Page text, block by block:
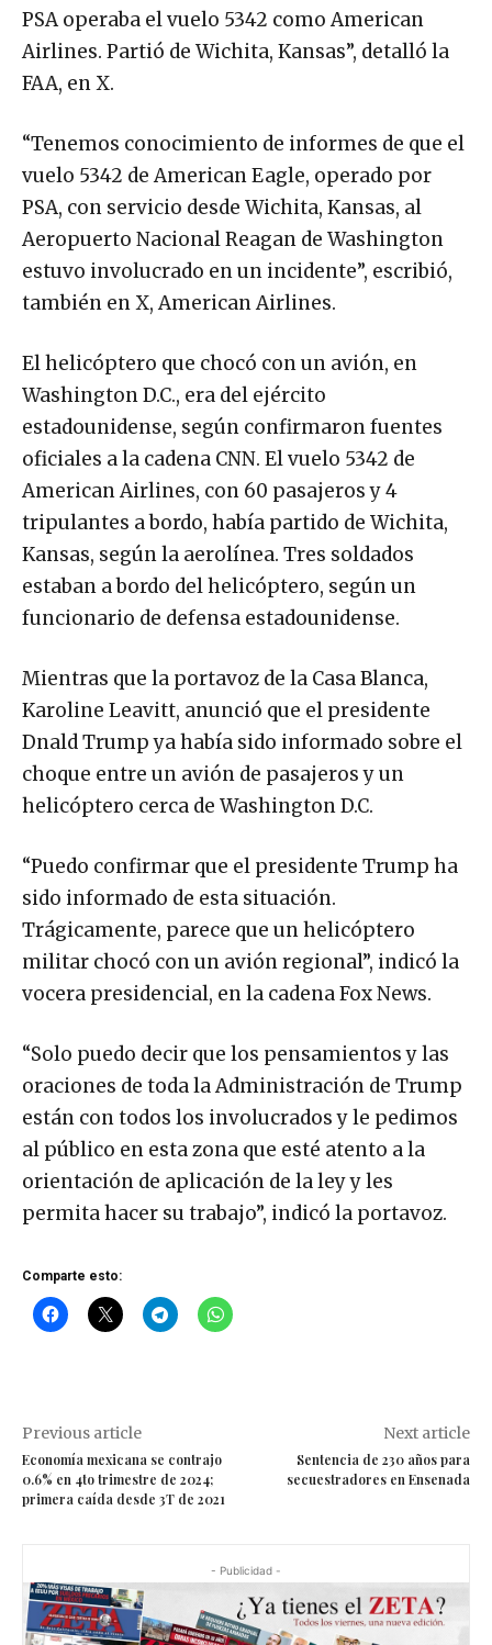
PSA operaba el vuelo 5342 como American
Airlines. Partió de Wichita, Kansas”, detalló la
FAA, en X.
“Tenemos conocimiento de informes de que el
vuelo 5342 de American Eagle, operado por
PSA, con servicio desde Wichita, Kansas, al
Aeropuerto Nacional Reagan de Washington
estuvo involucrado en un incidente”, escribió,
también en X, American Airlines.
El helicóptero que chocó con un avión, en
Washington D.C., era del ejército
estadounidense, según confirmaron fuentes
oficiales a la cadena CNN. El vuelo 5342 de
American Airlines, con 60 pasajeros y 4
tripulantes a bordo, había partido de Wichita,
Kansas, según la aerolínea. Tres soldados
estaban a bordo del helicóptero, según un
funcionario de defensa estadounidense.
Mientras que la portavoz de la Casa Blanca,
Karoline Leavitt, anunció que el presidente
Dnald Trump ya había sido informado sobre el
choque entre un avión de pasajeros y un
helicóptero cerca de Washington D.C.
“Puedo confirmar que el presidente Trump ha
sido informado de esta situación.
Trágicamente, parece que un helicóptero
militar chocó con un avión regional”, indicó la
vocera presidencial, en la cadena Fox News.
“Solo puedo decir que los pensamientos y las
oraciones de toda la Administración de Trump
están con todos los involucrados y le pedimos
al público en esta zona que esté atento a la
orientación de aplicación de la ley y les
permita hacer su trabajo”, indicó la portavoz.
Comparte esto:
Previous article
Economía mexicana se contrajo
0.6% en 4to trimestre de 2024;
primera caída desde 3T de 2021
Next article
Sentencia de 230 años para
secuestradores en Ensenada
- Publicidad -